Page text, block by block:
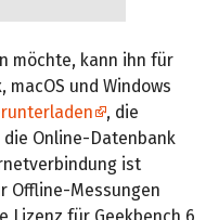
möchte, kann ihn für
und Windows
, die
Online-Datenbank
ist
Offline-Messungen
Lizenz für Geekbench 6